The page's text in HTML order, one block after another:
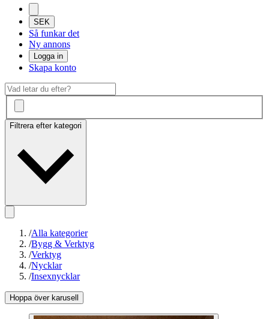
SEK
Så funkar det
Ny annons
Logga in
Skapa konto
Filtrera efter kategori
/Alla kategorier
/Bygg & Verktyg
/Verktyg
/Nycklar
/Insexnycklar
Hoppa över karusell